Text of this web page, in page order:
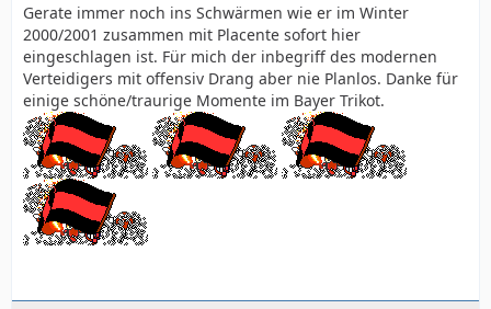
Gerate immer noch ins Schwärmen wie er im Winter
2000/2001 zusammen mit Placente sofort hier
eingeschlagen ist. Für mich der inbegriff des modernen
Verteidigers mit offensiv Drang aber nie Planlos. Danke für
einige schöne/traurige Momente im Bayer Trikot.